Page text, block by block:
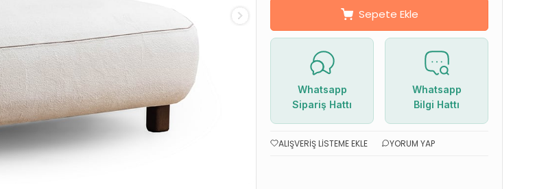
Sepete Ekle
Whatsapp
Sipariş Hattı
Whatsapp
Bilgi Hattı
ALIŞVERIŞ LISTEME EKLE YORUM YAP